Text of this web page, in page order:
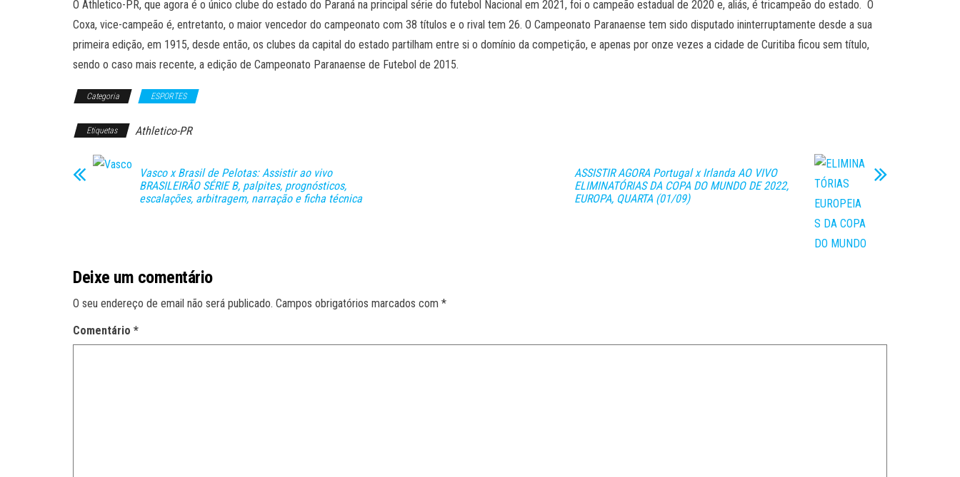
O Athletico-PR, que agora é o único clube do estado do Paraná na principal série do futebol Nacional em 2021, foi o campeão estadual de 2020 e, aliás, é tricampeão do estado. O
Coxa, vice-campeão é, entretanto, o maior vencedor do campeonato com 38 títulos e o rival tem 26. O Campeonato Paranaense tem sido disputado ininterruptamente desde a sua
primeira edição, em 1915, desde então, os clubes da capital do estado partilham entre si o domínio da competição, e apenas por onze vezes a cidade de Curitiba ficou sem título,
sendo o caso mais recente, a edição de Campeonato Paranaense de Futebol de 2015.
Categoria ESPORTES
Etiquetas Athletico-PR
Vasco x Brasil de Pelotas: Assistir ao vivo
BRASILEIRÃO SÉRIE B, palpites, prognósticos,
escalações, arbitragem, narração e ficha técnica
ASSISTIR AGORA Portugal x Irlanda AO VIVO
ELIMINATÓRIAS DA COPA DO MUNDO DE 2022,
EUROPA, QUARTA (01/09)
Deixe um comentário
O seu endereço de email não será publicado. Campos obrigatórios marcados com *
Comentário *